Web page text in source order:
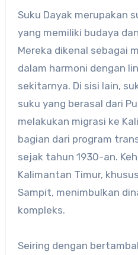
Suku Dayak merupakan
yang memiliki budaya
Mereka dikenal sebagai
dalam harmoni dengan
sekitarnya. Di sisi lain,
suku yang berasal dari
melakukan migrasi ke
bagian dari program
sejak tahun 1930-an.
Kalimantan Timur,
Sampit, menimbulkan
kompleks.
Seiring dengan